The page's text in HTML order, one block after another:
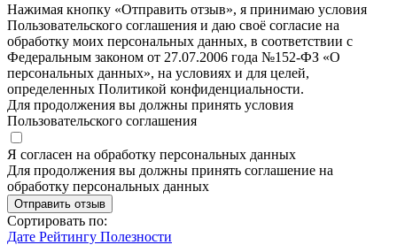
Нажимая кнопку «Отправить отзыв», я принимаю условия
Пользовательского соглашения и даю своё согласие на
обработку моих персональных данных, в соответствии с
Федеральным законом от 27.07.2006 года №152-ФЗ «О
персональных данных», на условиях и для целей,
определенных Политикой конфиденциальности.
Для продолжения вы должны принять условия
Пользовательского соглашения
Я согласен на обработку персональных данных
Для продолжения вы должны принять соглашение на
обработку персональных данных
Отправить отзыв
Сортировать по:
Дате Рейтингу Полезности